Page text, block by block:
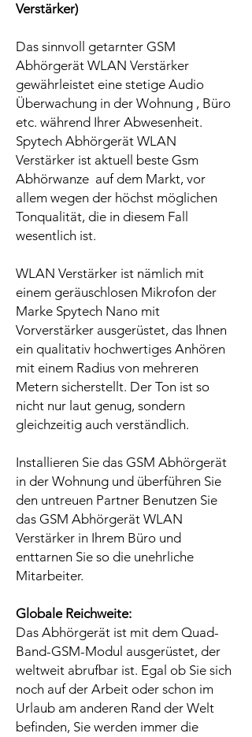
Verstärker)
Das sinnvoll getarnter GSM
Abhörgerät WLAN Verstärker
gewährleistet eine stetige Audio
Überwachung in der Wohnung , Büro
etc. während Ihrer Abwesenheit.
Spytech Abhörgerät WLAN
Verstärker ist aktuell beste Gsm
Abhörwanze auf dem Markt, vor
allem wegen der höchst möglichen
Tonqualität, die in diesem Fall
wesentlich ist.
WLAN Verstärker ist nämlich mit
einem geräuschlosen Mikrofon der
Marke Spytech Nano mit
Vorverstärker ausgerüstet, das Ihnen
ein qualitativ hochwertiges Anhören
mit einem Radius von mehreren
Metern sicherstellt. Der Ton ist so
nicht nur laut genug, sondern
gleichzeitig auch verständlich.
Installieren Sie das GSM Abhörgerät
in der Wohnung und überführen Sie
den untreuen Partner Benutzen Sie
das GSM Abhörgerät WLAN
Verstärker in Ihrem Büro und
enttarnen Sie so die unehrliche
Mitarbeiter.
Globale Reichweite:
Das Abhörgerät ist mit dem Quad-
Band-GSM-Modul ausgerüstet, der
weltweit abrufbar ist. Egal ob Sie sich
noch auf der Arbeit oder schon im
Urlaub am anderen Rand der Welt
befinden, Sie werden immer die